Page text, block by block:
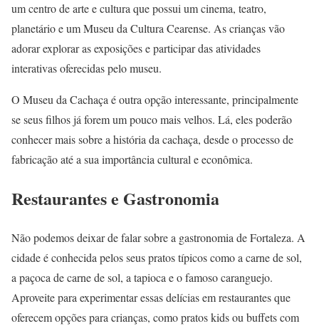
um centro de arte e cultura que possui um cinema, teatro,
planetário e um Museu da Cultura Cearense. As crianças vão
adorar explorar as exposições e participar das atividades
interativas oferecidas pelo museu.
O Museu da Cachaça é outra opção interessante, principalmente
se seus filhos já forem um pouco mais velhos. Lá, eles poderão
conhecer mais sobre a história da cachaça, desde o processo de
fabricação até a sua importância cultural e econômica.
Restaurantes e Gastronomia
Não podemos deixar de falar sobre a gastronomia de Fortaleza. A
cidade é conhecida pelos seus pratos típicos como a carne de sol,
a paçoca de carne de sol, a tapioca e o famoso caranguejo.
Aproveite para experimentar essas delícias em restaurantes que
oferecem opções para crianças, como pratos kids ou buffets com